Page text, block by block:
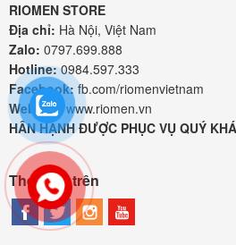
RIOMEN STORE
Địa chỉ: Hà Nội, Việt Nam
Zalo: 0797.699.888
Hotline:0984.597.333
Facebook: fb.com/riomenvietnam
Website: www.riomen.vn
HÂN HẠNH ĐƯỢC PHỤC VỤ QUÝ
Theo dõi trên